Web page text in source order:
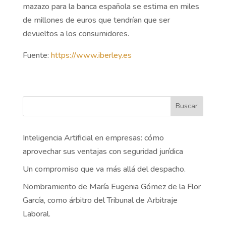
mazazo para la banca española se estima en miles
de millones de euros que tendrían que ser
devueltos a los consumidores.
Fuente: https://www.iberley.es
Buscar
Inteligencia Artificial en empresas: cómo
aprovechar sus ventajas con seguridad jurídica
Un compromiso que va más allá del despacho.
Nombramiento de María Eugenia Gómez de la Flor
García, como árbitro del Tribunal de Arbitraje
Laboral.